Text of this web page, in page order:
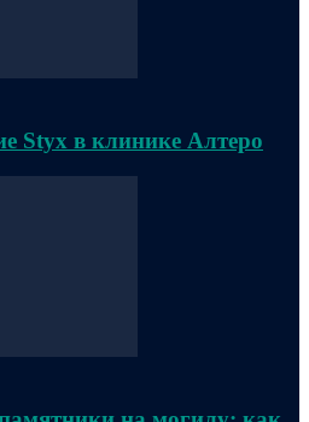
Styx в клинике Алтеро